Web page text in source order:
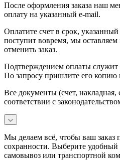
После оформления заказа наш
оплату на указанный e-mail.
Оплатите счет в срок,
поступит вовремя, мы
отменить заказ.
Подтверждением оплаты служит
По запросу пришлите его копию
Все документы (счет, накладная,
соответствии с
Мы делаем всё, чтобы ваш заказ
сохранности. Выберите
самовывоз или транспортной